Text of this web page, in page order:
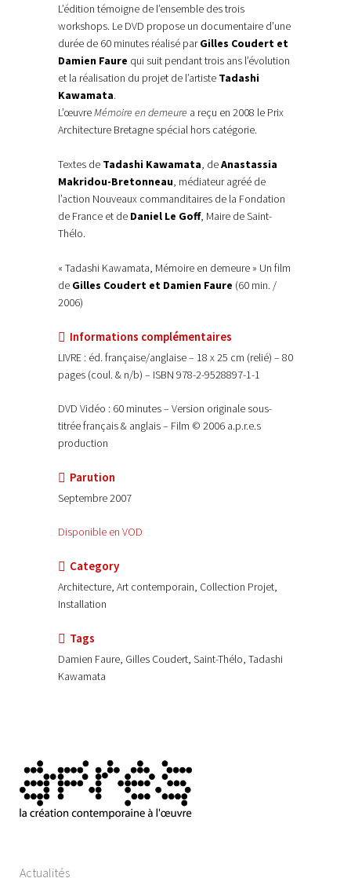
L’édition témoigne de l’ensemble des trois
workshops. Le DVD propose un documentaire d’une
durée de 60 minutes réalisé parGilles Coudert et
Damien Faure qui suit pendant trois ans l’évolution
et la réalisation du projet de l’artiste Tadashi
Kawamata.
L’œuvreMémoire en demeure a reçu en 2008 le Prix
Architecture Bretagne spécial hors catégorie.
Textes de Tadashi Kawamata, deAnastassia
Makridou-Bretonneau, médiateur agréé de
l’action Nouveaux commanditaires de la Fondation
de France et de Daniel Le Goff, Maire de Saint-
Thélo.
« Tadashi Kawamata, Mémoire en demeure » Un film
de Gilles Coudert et Damien Faure (60 min. /
2006)
Informations complémentaires
LIVRE : éd. française/anglaise – 18 x 25 cm (relié) – 80
pages (coul. & n/b) – ISBN 978-2-9528897-1-1
DVD Vidéo : 60 minutes – Version originale sous-
titrée français & anglais – Film © 2006 a.p.r.e.s
production
Parution
Septembre 2007
Disponible en VOD
Category
Architecture, Art contemporain, Collection Projet,
Installation
Tags
Damien Faure, Gilles Coudert, Saint-Thélo, Tadashi
Kawamata
Actualités